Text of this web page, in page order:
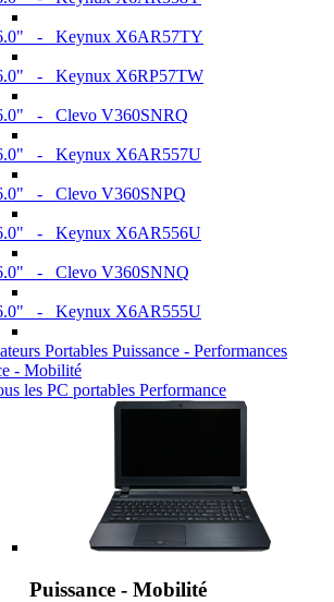
- Keynux X6AR57TY
- Keynux X6RP57TW
- Clevo V360SNRQ
- Keynux X6AR557U
- Clevo V360SNPQ
- Keynux X6AR556U
- Clevo V360SNNQ
- Keynux X6AR555U
- Mobilité
les PC portables Performance
Puissance - Mobilité